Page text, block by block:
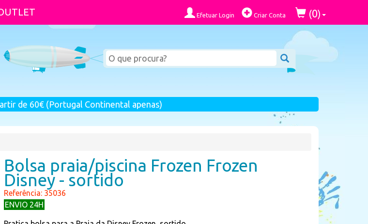
Efetuar Login Criar Conta (0)
de 60€ (Portugal Continental apenas)
Bolsa praia/piscina Frozen Frozen
Disney - sortido
Referência: 35036
ENVIO 24H